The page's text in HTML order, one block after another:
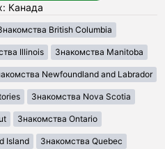
Канада
British Columbia
Illinois Знакомства Manitoba
Newfoundland and Labrador
Знакомства Nova Scotia
Знакомства Ontario
Island Знакомства Quebec